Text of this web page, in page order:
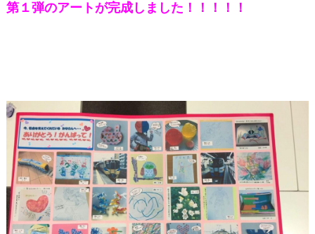
第１弾のアートが完成しました！！！！！